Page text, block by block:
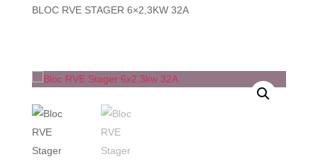
BLOC RVE STAGER 6×2,3KW 32A